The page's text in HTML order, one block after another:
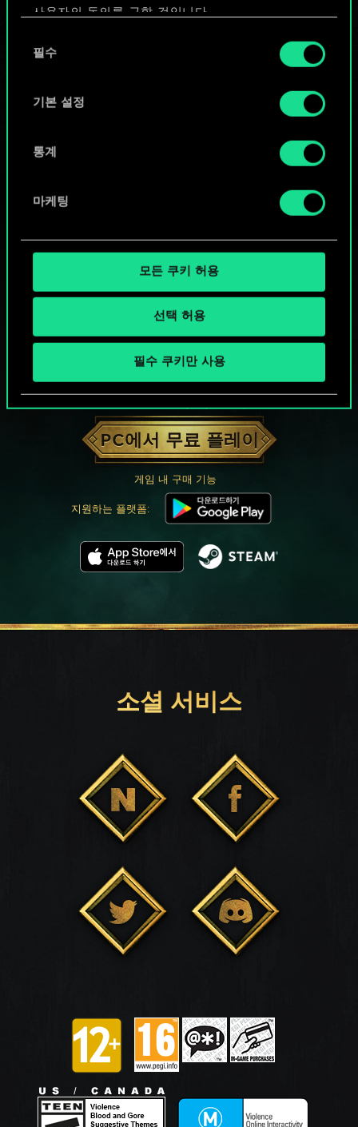
사용자의 동의를 구할 것입니다.
쿠키 사용에 관한 세부 사항이나 관련 설정은 아래의
필수
기본 설정
통계
마케팅
모든 쿠키 허용
선택 허용
필수 쿠키만 사용
궨트 한 판 어떠신가요?
PC에서 무료 플레이
게임 내 구매 기능
지원하는 플랫폼:
소셜 서비스